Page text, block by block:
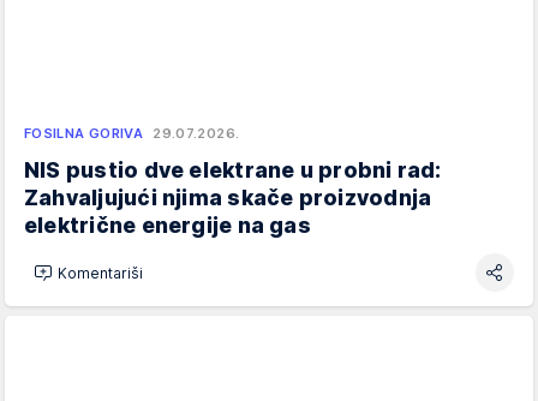
FOSILNA GORIVA 29.07.2026.
NIS pustio dve elektrane u probni rad:
Zahvaljujući njima skače proizvodnja
električne energije na gas
Komentariši